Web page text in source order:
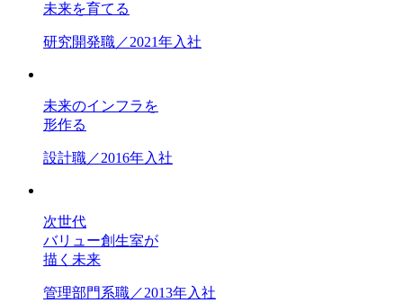
未来を育てる
研究開発職／2021年入社
未来のインフラを
形作る
設計職／2016年入社
次世代
バリュー創生室が
描く未来
管理部門系職／2013年入社